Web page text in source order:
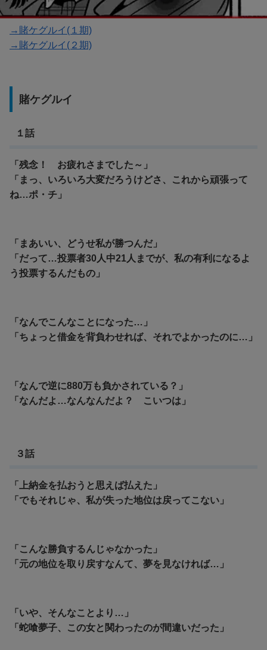
→賭ケグルイ(１期)
→賭ケグルイ(２期)
賭ケグルイ
１話
「残念！ お疲れさまでした～」
「まっ、いろいろ大変だろうけどさ、これから頑張って
ね…ポ・チ」
「まあいい、どうせ私が勝つんだ」
「だって…投票者30人中21人までが、私の有利になるよ
う投票するんだもの」
「なんでこんなことになった…」
「ちょっと借金を背負わせれば、それでよかったのに…」
「なんで逆に880万も負かされている？」
「なんだよ…なんなんだよ？ こいつは」
３話
「上納金を払おうと思えば払えた」
「でもそれじゃ、私が失った地位は戻ってこない」
「こんな勝負するんじゃなかった」
「元の地位を取り戻すなんて、夢を見なければ…」
「いや、そんなことより…」
「蛇喰夢子、この女と関わったのが間違いだった」